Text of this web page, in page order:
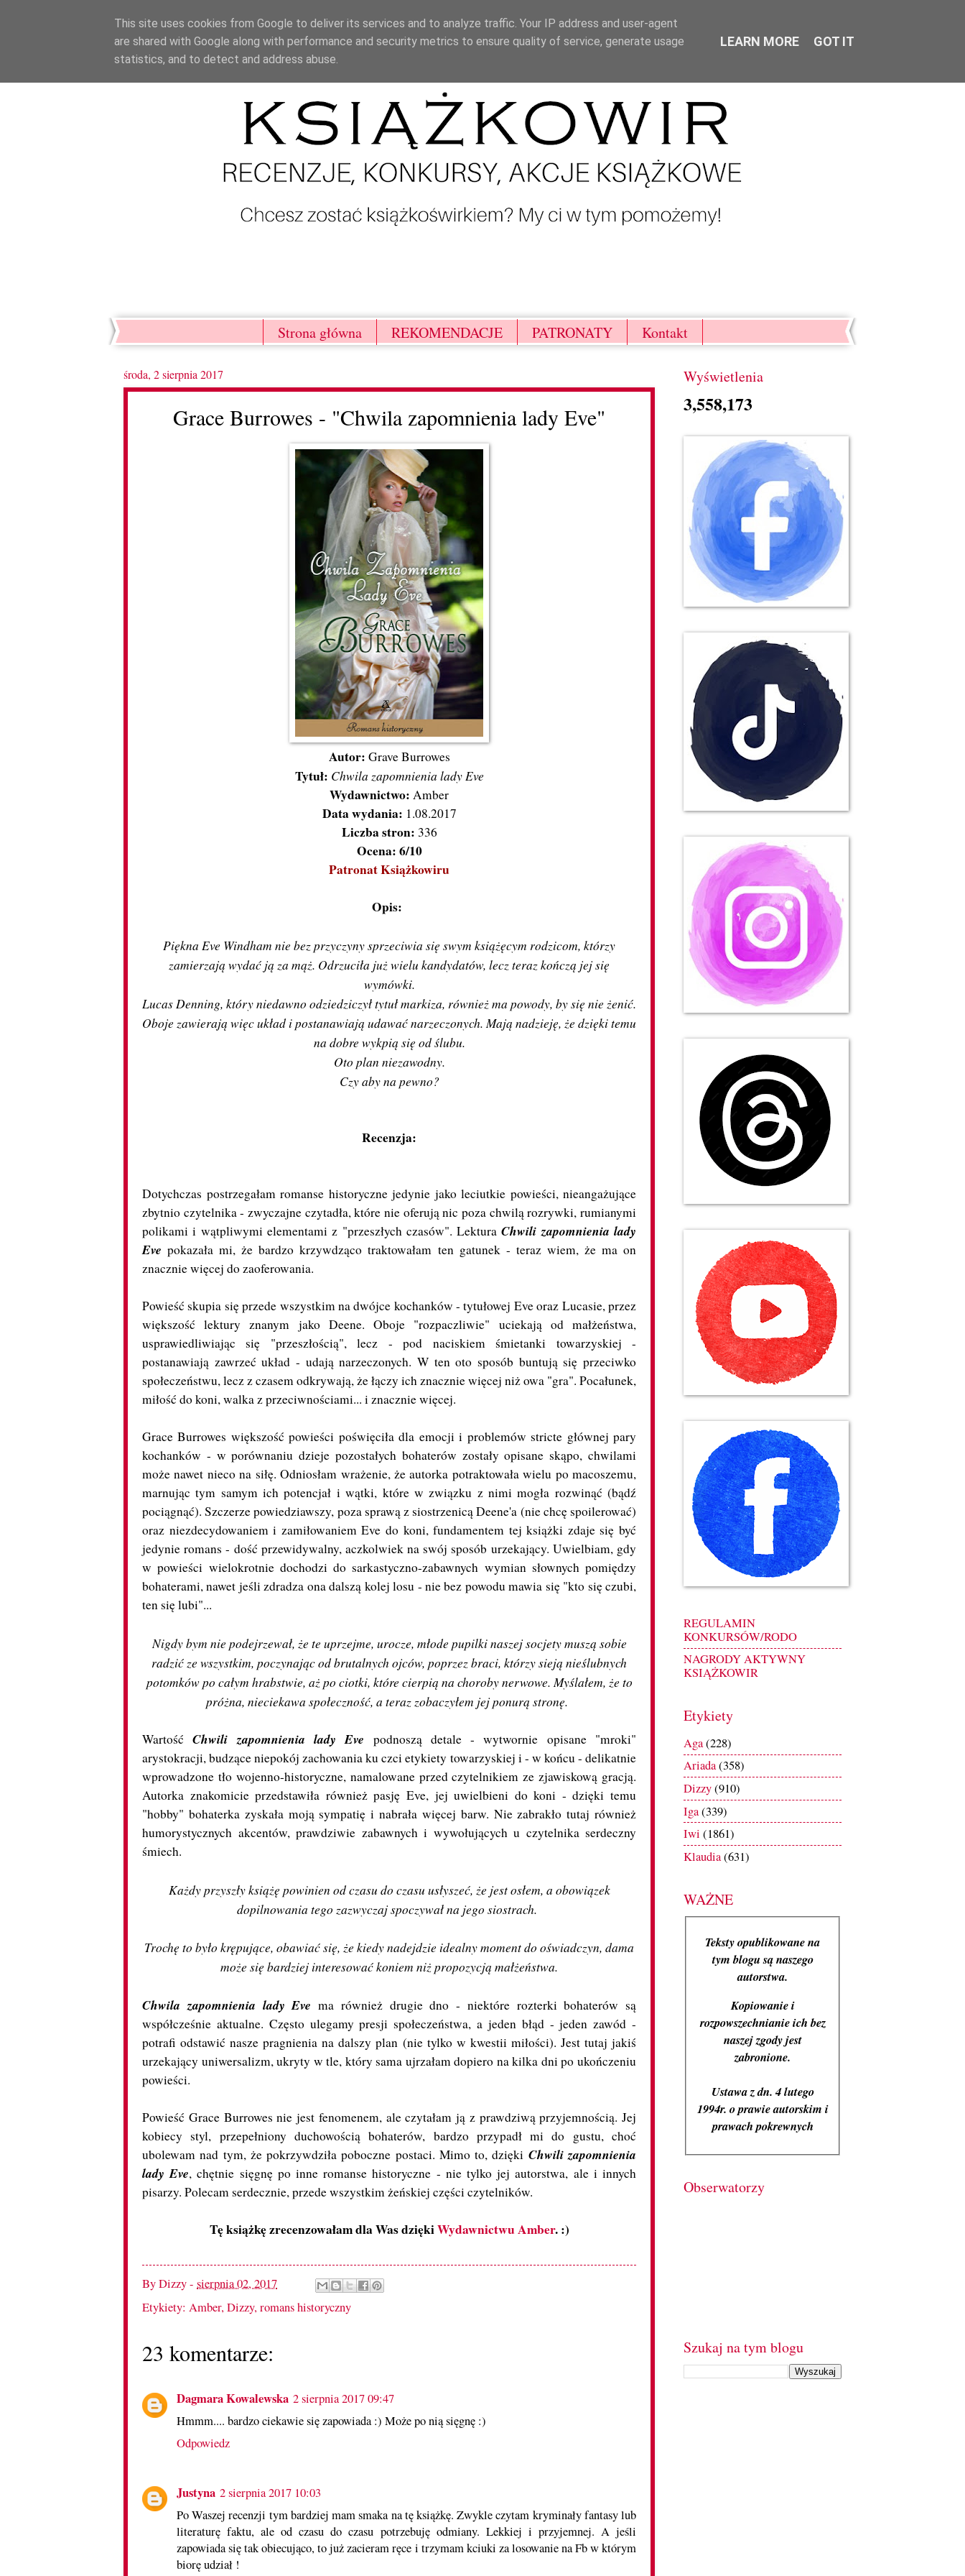
Strona główna REKOMENDACJE PATRONATY Kontakt
środa, 2 sierpnia 2017
Grace Burrowes - "Chwila zapomnienia lady Eve"
Autor: Grave Burrowes
Tytuł: Chwila zapomnienia lady Eve
Wydawnictwo: Amber
Data wydania: 1.08.2017
Liczba stron: 336
Ocena: 6/10
Patronat Książkowiru
Opis:
Piękna Eve Windham nie bez przyczyny sprzeciwia się swym książęcym rodzicom, którzy
zamierzają wydać ją za mąż. Odrzuciła już wielu kandydatów, lecz teraz kończą jej się
wymówki.
Lucas Denning, który niedawno odziedziczył tytuł markiza, również ma powody, by się nie żenić.
Oboje zawierają więc układ i postanawiają udawać narzeczonych. Mają nadzieję, że dzięki temu
na dobre wykpią się od ślubu.
Oto plan niezawodny.
Czy aby na pewno?
Recenzja:
Dotychczas postrzegałam romanse historyczne jedynie jako leciutkie powieści, nieangażujące
zbytnio czytelnika - zwyczajne czytadła, które nie oferują nic poza chwilą rozrywki, rumianymi
polikami i wątpliwymi elementami z "przeszłych czasów". LekturaChwili zapomnienia lady
Eve pokazała mi, że bardzo krzywdząco traktowałam ten gatunek - teraz wiem, że ma on
znacznie więcej do zaoferowania.
Powieść skupia się przede wszystkim na dwójce kochanków - tytułowej Eve oraz Lucasie, przez
większość lektury znanym jako Deene. Oboje "rozpaczliwie" uciekają od małżeństwa,
usprawiedliwiając się "przeszłością", lecz - pod naciskiem śmietanki towarzyskiej -
postanawiają zawrzeć układ - udają narzeczonych. W ten oto sposób buntują się przeciwko
społeczeństwu, lecz z czasem odkrywają, że łączy ich znacznie więcej niż owa "gra". Pocałunek,
miłość do koni, walka z przeciwnościami... i znacznie więcej.
Grace Burrowes większość powieści poświęciła dla emocji i problemów stricte głównej pary
kochanków - w porównaniu dzieje pozostałych bohaterów zostały opisane skąpo, chwilami
może nawet nieco na siłę. Odniosłam wrażenie, że autorka potraktowała wielu po macoszemu,
marnując tym samym ich potencjał i wątki, które w związku z nimi mogła rozwinąć (bądź
pociągnąć). Szczerze powiedziawszy, poza sprawą z siostrzenicą Deene'a (nie chcę spoilerować)
oraz niezdecydowaniem i zamiłowaniem Eve do koni, fundamentem tej książki zdaje się być
jedynie romans - dość przewidywalny, aczkolwiek na swój sposób urzekający. Uwielbiam, gdy
w powieści wielokrotnie dochodzi do sarkastyczno-zabawnych wymian słownych pomiędzy
bohaterami, nawet jeśli zdradza ona dalszą kolej losu - nie bez powodu mawia się "kto się czubi,
ten się lubi"...
Nigdy bym nie podejrzewał, że te uprzejme, urocze, młode pupilki naszej socjety muszą sobie
radzić ze wszystkim, poczynając od brutalnych ojców, poprzez braci, którzy sieją nieślubnych
potomków po całym hrabstwie, aż po ciotki, które cierpią na choroby nerwowe. Myślałem, że to
próżna, nieciekawa społeczność, a teraz zobaczyłem jej ponurą stronę.
Wartość Chwili zapomnienia lady Eve podnoszą detale - wytwornie opisane "mroki"
arystokracji, budzące niepokój zachowania ku czci etykiety towarzyskiej i - w końcu - delikatnie
wprowadzone tło wojenno-historyczne, namalowane przed czytelnikiem ze zjawiskową gracją.
Autorka znakomicie przedstawiła również pasję Eve, jej uwielbieni do koni - dzięki temu
"hobby" bohaterka zyskała moją sympatię i nabrała więcej barw. Nie zabrakło tutaj również
humorystycznych akcentów, prawdziwie zabawnych i wywołujących u czytelnika serdeczny
śmiech.
Każdy przyszły książę powinien od czasu do czasu usłyszeć, że jest osłem, a obowiązek
dopilnowania tego zazwyczaj spoczywał na jego siostrach.
Trochę to było krępujące, obawiać się, że kiedy nadejdzie idealny moment do oświadczyn, dama
może się bardziej interesować koniem niż propozycją małżeństwa.
Chwila zapomnienia lady Eve ma również drugie dno - niektóre rozterki bohaterów są
współcześnie aktualne. Często ulegamy presji społeczeństwa, a jeden błąd - jeden zawód -
potrafi odstawić nasze pragnienia na dalszy plan (nie tylko w kwestii miłości). Jest tutaj jakiś
urzekający uniwersalizm, ukryty w tle, który sama ujrzałam dopiero na kilka dni po ukończeniu
powieści.
Powieść Grace Burrowes nie jest fenomenem, ale czytałam ją z prawdziwą przyjemnością. Jej
kobiecy styl, przepełniony duchowością bohaterów, bardzo przypadł mi do gustu, choć
ubolewam nad tym, że pokrzywdziła poboczne postaci. Mimo to, dzięki Chwili zapomnienia
lady Eve, chętnie sięgnę po inne romanse historyczne - nie tylko jej autorstwa, ale i innych
pisarzy. Polecam serdecznie, przede wszystkim żeńskiej części czytelników.
Tę książkę zrecenzowałam dla Was dziękiWydawnictwu Amber. :)
ByDizzy- sierpnia 02, 2017
Etykiety: Amber,Dizzy,romans historyczny
23 komentarze:
Dagmara Kowalewska 2 sierpnia 2017 09:47
Hmmm.... bardzo ciekawie się zapowiada :) Może po nią sięgnę :)
Odpowiedz
Justyna 2 sierpnia 2017 10:03
Po Waszej recenzji tym bardziej mam smaka na tę książkę. Zwykle czytam kryminały fantasy lub
literaturę faktu, ale od czasu do czasu potrzebuję odmiany. Lekkiej i przyjemnej. A jeśli
zapowiada się tak obiecująco, to już zacieram ręce i trzymam kciuki za losowanie na Fb w którym
biorę udział !
Wyświetlenia
3,558,173
REGULAMIN
KONKURSÓW/RODO
NAGRODY AKTYWNY
KSIĄŻKOWIR
Etykiety
Aga(228)
Ariada(358)
Dizzy(910)
Iga(339)
Iwi (1861)
Klaudia(631)
WAŻNE
Teksty opublikowane na
tym blogu są naszego
autorstwa.
Kopiowanie i
rozpowszechnianie ich bez
naszej zgody jest
zabronione.
Ustawa z dn. 4 lutego
1994r. o prawie autorskim i
prawach pokrewnych
Obserwatorzy
Szukaj na tym blogu
This site uses cookies from Google to deliver its services and to analyze traffic. Your IP address and user-agent
are shared with Google along with performance and security metrics to ensure quality of service, generate usage
statistics, and to detect and address abuse.
LEARN MORE GOT IT